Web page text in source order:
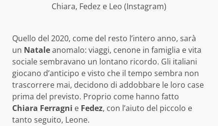
Chiara, Fedez e Leo (Instagram)
Quello del 2020, come del resto l’intero anno, sarà
un Nataleanomalo: viaggi, cenone in famiglia e vita
sociale sembravano un lontano ricordo. Gli italiani
giocano d’anticipo e visto che il tempo sembra non
trascorrere mai, decidono di addobbare le loro case
prima del previsto. Proprio come hanno fatto
Chiara Ferragni e Fedez, con l’aiuto del piccolo e
tanto seguito, Leone.